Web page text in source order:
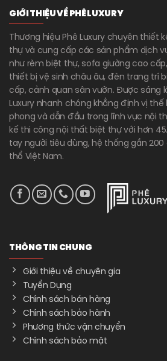
GIỚI THIỆU VỀ PHÊ LUXURY
Thương hiệu Phê Luxury chuyên thiết
thự và cung cấp các sản phẩm dịch
như rèm biệt thự, sofa giường cao
thiết bị vệ sinh châu âu, đèn trang trí
cấp, cảnh quan sân vườn. Được sáng
Luxury nhanh chóng khẳng định vị
phong và dẫn đầu trong lĩnh vực nội
kế thi công nội thất biệt thự với hơn
tay người tiêu dùng, hệ thống gần
thổ Việt Nam.
THÔNG TIN CHUNG
Giới thiệu về chuyên gia
Tuyển Dụng
Chính sách bán hàng
Chính sách bảo hành
Phương thức vận chuyển
Chính sách bảo mật